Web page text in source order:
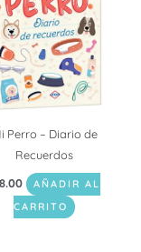
Perro – Diario de
Recuerdos
8.00
AÑADIR AL
CARRITO